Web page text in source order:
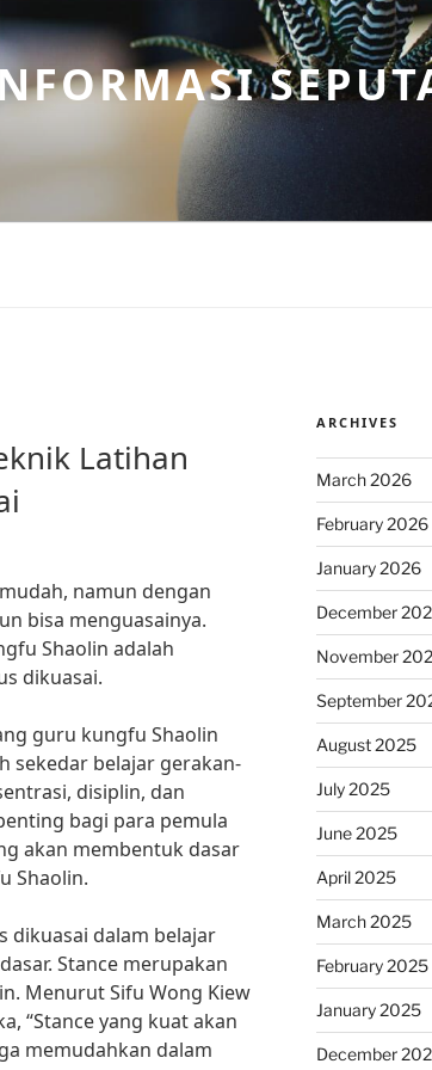
Latihan
namun dengan
bisa menguasainya.
Shaolin adalah
dikuasai.
guru kungfu Shaolin
sekedar belajar gerakan-
disiplin, dan
bagi para pemula
akan membentuk dasar
Shaolin.
dikuasai dalam belajar
Stance merupakan
Menurut Sifu Wong Kiew
“Stance yang kuat akan
memudahkan dalam
ARCHIVES
March 2026
February 2026
January 2026
December
November
September
August 2025
July 2025
June 2025
April 2025
March 2025
February 2025
January 2025
December